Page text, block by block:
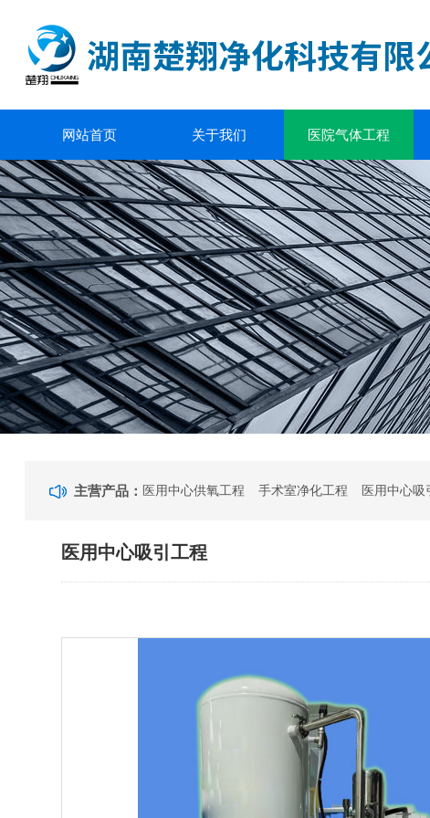
网站首页 关于我们 医院气体工程
主营产品： 医用中心供氧工程 手术室净化工程 医用中心吸
医用中心吸引工程